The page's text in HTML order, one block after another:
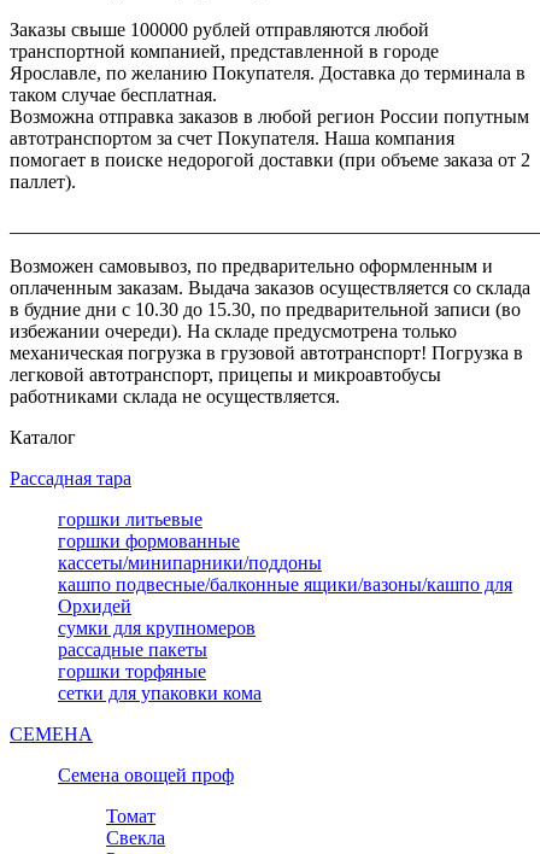
Заказы свыше 100000 рублей отправляются любой
транспортной компанией, представленной в городе
Ярославле, по желанию Покупателя. Доставка до терминала в
таком случае бесплатная.
Возможна отправка заказов в любой регион России попутным
автотранспортом за счет Покупателя. Наша компания
помогает в поиске недорогой доставки (при объеме заказа от 2
паллет).
Возможен самовывоз, по предварительно оформленным и
оплаченным заказам. Выдача заказов осуществляется со склада
в будние дни с 10.30 до 15.30, по предварительной записи (во
избежании очереди). На складе предусмотрена только
механическая погрузка в грузовой автотранспорт! Погрузка в
легковой автотранспорт, прицепы и микроавтобусы
работниками склада не осуществляется.
Каталог
Рассадная тара
горшки литьевые
горшки формованные
кассеты/минипарники/поддоны
кашпо подвесные/балконные ящики/вазоны/кашпо для
Орхидей
сумки для крупномеров
рассадные пакеты
горшки торфяные
сетки для упаковки кома
СЕМЕНА
Семена овощей проф
Томат
Свекла